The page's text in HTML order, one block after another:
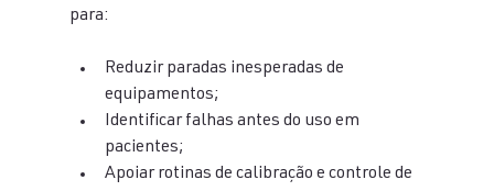
para:
Reduzir paradas inesperadas de
equipamentos;
Identificar falhas antes do uso em
pacientes;
Apoiar rotinas de calibração e controle de